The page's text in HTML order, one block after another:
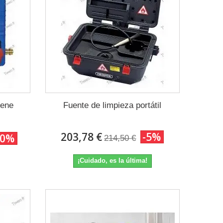
Fuente de limpieza portátil
203,78 € 214,50 € -5%
¡Cuidado, es la última!